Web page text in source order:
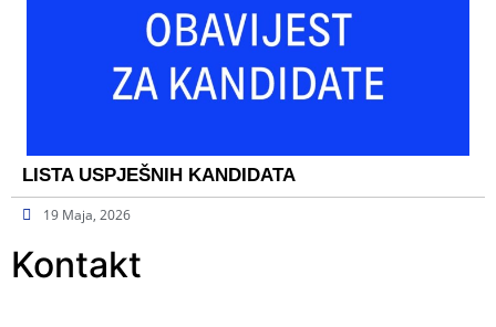
LISTA USPJEŠNIH KANDIDATA
19 Maja, 2026
Kontakt